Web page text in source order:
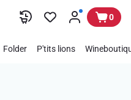
0
Folder P'tits lions